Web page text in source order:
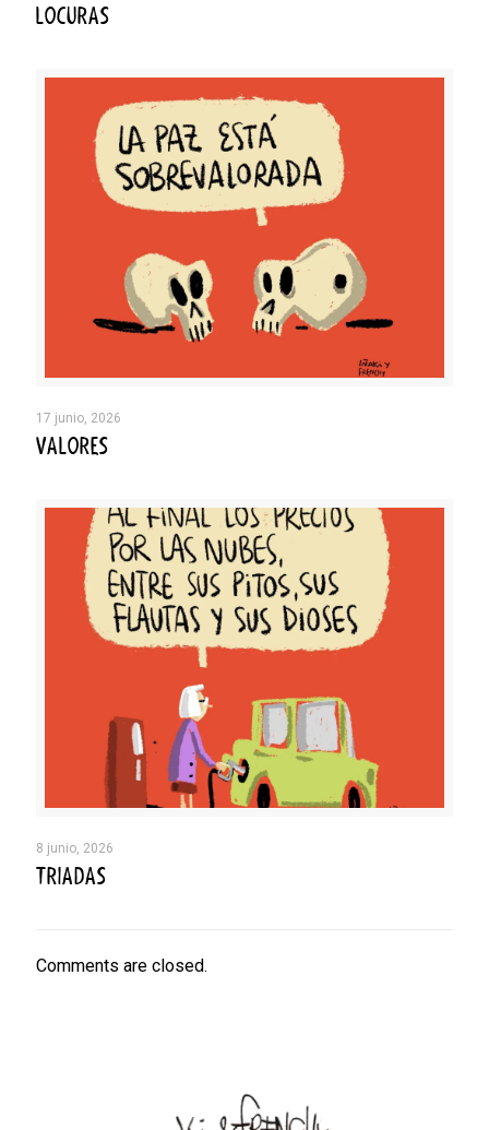
LOCURAS
17 junio, 2026
VALORES
8 junio, 2026
TRIADAS
Comments are closed.